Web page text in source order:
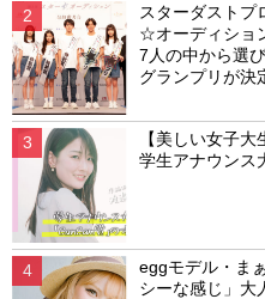
スターダストプ
☆オーディショ
7人の中から選
グランプリが決
【美しい女子
学生アナウンス
eggモデル・ま
シーな感じ」大